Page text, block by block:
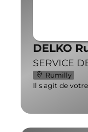
DELKO
SERVICE
Rumilly
Il s'agit de